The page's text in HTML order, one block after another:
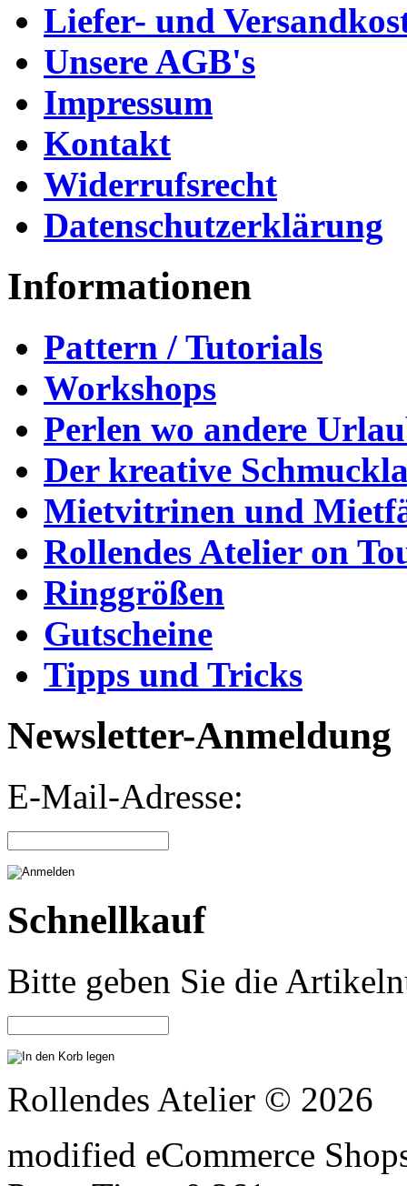
Liefer- und
Unsere AGB's
Impressum
Kontakt
Widerrufsrecht
Datenschutzerklärung
Informationen
Pattern / Tutorials
Workshops
Perlen wo andere
Der kreative
Mietvitrinen und
Rollendes Atelier on
Ringgrößen
Gutscheine
Tipps und Tricks
Newsletter-Anmeldung
E-Mail-Adresse:
Schnellkauf
Bitte geben Sie die
Rollendes Atelier © 2026
modified eCommerce